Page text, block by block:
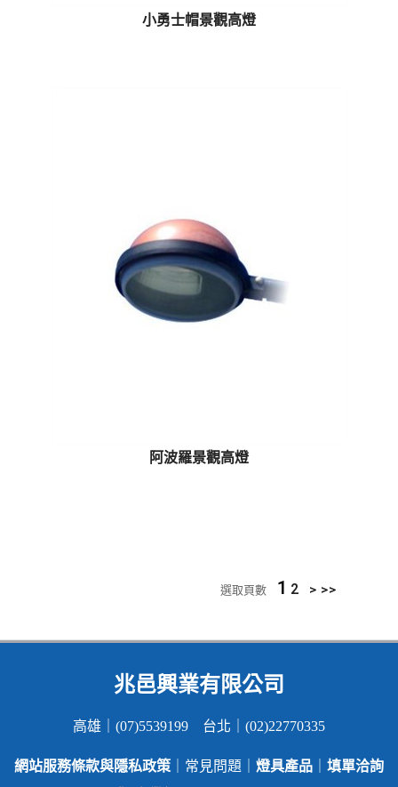
小勇士帽景觀高燈
阿波羅景觀高燈
選取頁數 1 2 > >>
兆邑興業有限公司
高雄｜(07)5539199 台北｜(02)22770335
網站服務條款與隱私政策 ｜常見問題｜ 燈具產品 填單洽詢